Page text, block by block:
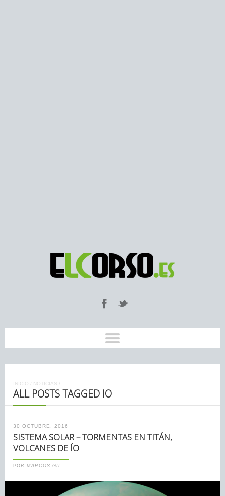
INICIO / NOTICIAS /
ALL POSTS TAGGED IO
30 OCTUBRE, 2016
SISTEMA SOLAR – TORMENTAS EN TITÁN,
VOLCANES DE ÍO
POR MARCOS GIL